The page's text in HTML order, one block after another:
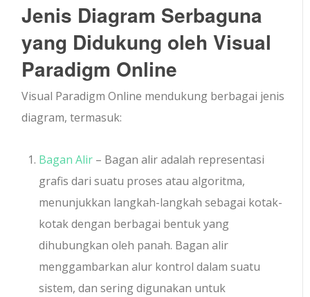
Jenis Diagram Serbaguna
yang Didukung oleh Visual
Paradigm Online
Visual Paradigm Online mendukung berbagai jenis
diagram, termasuk:
Bagan Alir – Bagan alir adalah representasi
grafis dari suatu proses atau algoritma,
menunjukkan langkah-langkah sebagai kotak-
kotak dengan berbagai bentuk yang
dihubungkan oleh panah. Bagan alir
menggambarkan alur kontrol dalam suatu
sistem, dan sering digunakan untuk